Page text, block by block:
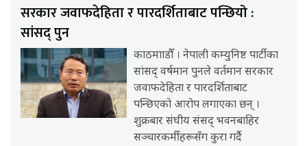
सरकार जवाफदेहिता र पारदर्शिताबाट पन्छियो :
सांसद् पुन
काठमााडौँ । नेपाली कम्युनिष्ट पार्टीका
सांसद् वर्षमान पुनले वर्तमान सरकार
जवाफदेहिता र पारदर्शिताबाट
पन्छिएको आरोप लगाएका छन् ।
शुक्रबार संघीय संसद् भवनबाहिर
सञ्चारकर्मीहरूसँग कुरा गर्दै